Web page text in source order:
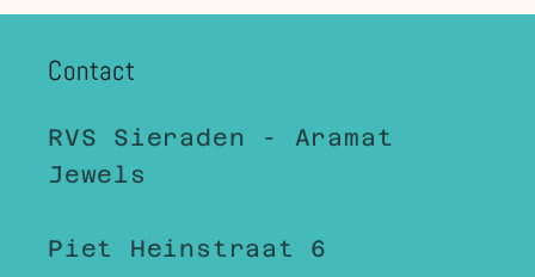
Contact
RVS Sieraden - Aramat
Jewels
Piet Heinstraat 6